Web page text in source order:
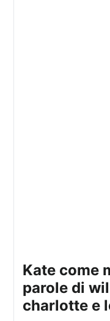
kate come madre e sposa:
parole di
charlotte e